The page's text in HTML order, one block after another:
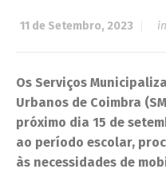
11 de Setembro, 2023 in
Os Serviços
Urbanos de Coimbra
próximo dia 15 de
ao período escolar,
às necessidades de